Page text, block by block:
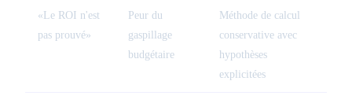
«Le ROI n'est
pas prouvé»
Peur du
gaspillage
budgétaire
Méthode de calcul
conservative avec
hypothèses
explicitées